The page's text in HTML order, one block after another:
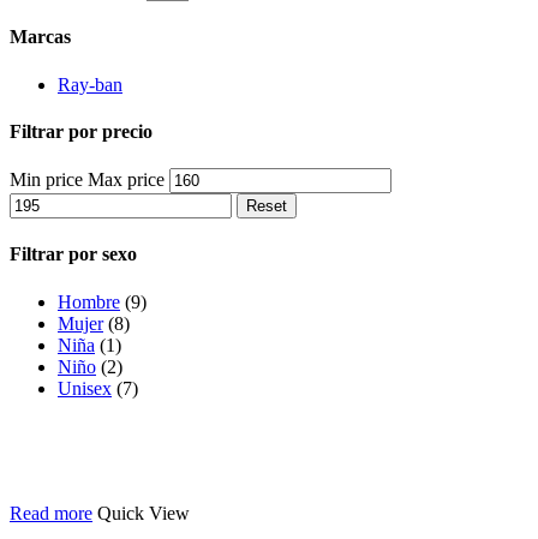
Marcas
Ray-ban
Filtrar por precio
Min price Max price
Reset
Filtrar por sexo
Hombre (9)
Mujer (8)
Niña (1)
Niño (2)
Unisex (7)
Read more Quick View